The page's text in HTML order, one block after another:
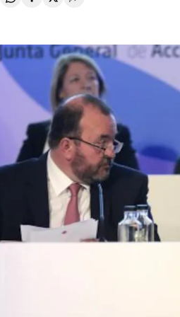
Compartir en Whatsapp
Compartir en Facebook
Compartir en Twitter
Desplegar Redes